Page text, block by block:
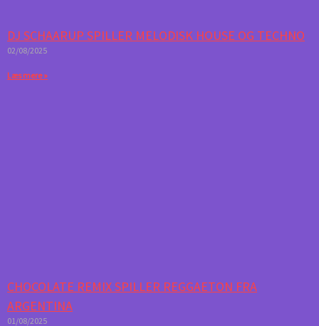
DJ SCHAARUP SPILLER MELODISK HOUSE OG TECHNO
02/08/2025
Læs mere »
CHOCOLATE REMIX SPILLER REGGAETON FRA
ARGENTINA
01/08/2025